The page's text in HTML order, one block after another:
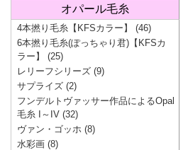
オパール毛糸
4本撚り毛糸【KFSカラー】
(46)
6本撚り毛糸(ぽっちゃり君)【KFSカ
ラー】
(25)
レリーフシリーズ (9)
サプライズ (2)
フンデルトヴァッサー作品によるOpal
毛糸 I～IV (32)
ヴァン・ゴッホ (8)
水彩画 (8)